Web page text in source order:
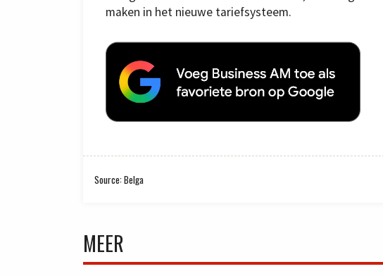
maken in het nieuwe tariefsysteem.
Source: Belga
MEER